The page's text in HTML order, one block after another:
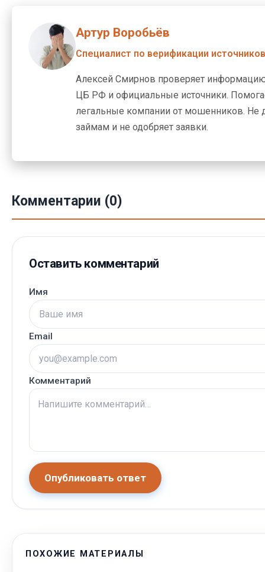
Артур Воробьёв
Специалист по верификации
Алексей Смирнов проверяет
ЦБ РФ и официальные источники.
легальные компании от мошенников. Не
займам и не одобряет заявки.
Комментарии (0)
Оставить комментарий
Имя
Email
Комментарий
Опубликовать ответ
ПОХОЖИЕ МАТЕРИАЛЫ